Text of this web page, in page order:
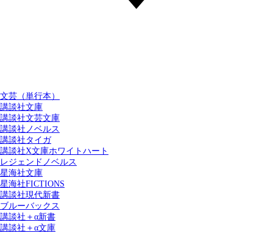
文芸（単行本）
講談社文庫
講談社文芸文庫
講談社ノベルス
講談社タイガ
講談社X文庫ホワイトハート
レジェンドノベルス
星海社文庫
星海社FICTIONS
講談社現代新書
ブルーバックス
講談社＋α新書
講談社＋α文庫